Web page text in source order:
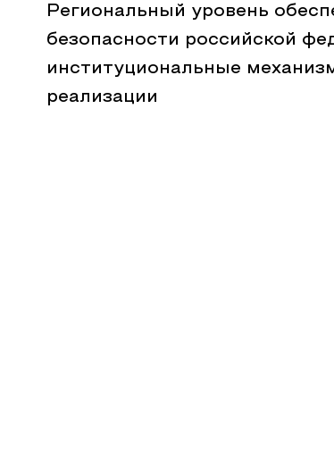
Региональный уровень
безопасности российской
институциональные
реализации